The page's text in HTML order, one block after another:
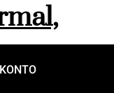
KONTO